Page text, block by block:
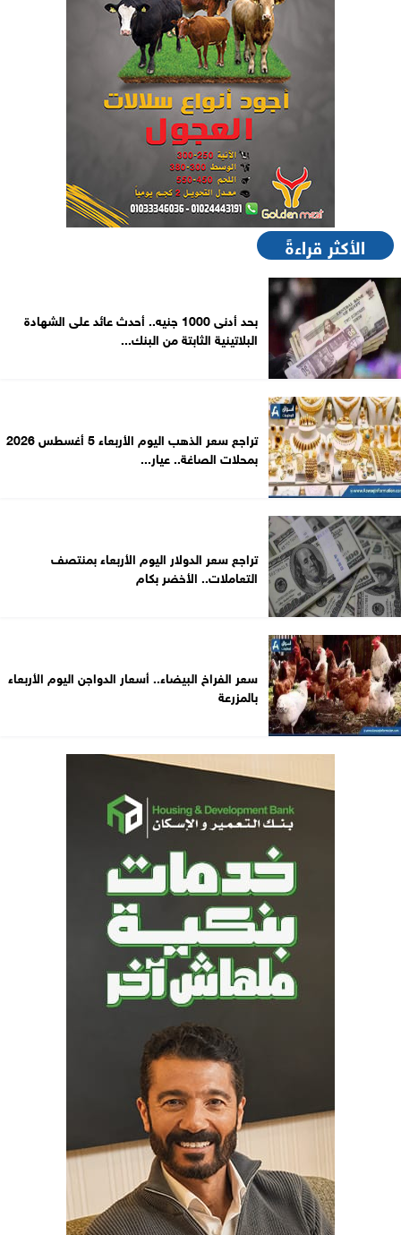
الأكثر قراءةً
بحد أدنى 1000 جنيه.. أحدث عائد على الشهادة
البلاتينية الثابتة من البنك...
تراجع سعر الذهب اليوم الأربعاء 5 أغسطس 2026
بمحلات الصاغة.. عيار...
تراجع سعر الدولار اليوم الأربعاء بمنتصف
التعاملات.. الأخضر بكام
سعر الفراخ البيضاء.. أسعار الدواجن اليوم الأربعاء
بالمزرعة